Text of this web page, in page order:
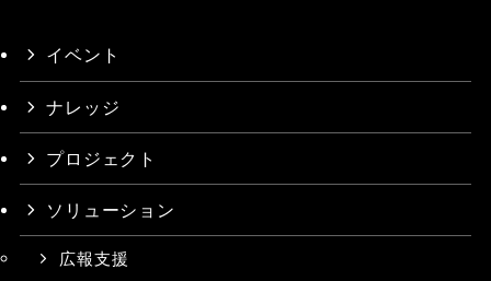
イベント
ナレッジ
プロジェクト
ソリューション
広報支援